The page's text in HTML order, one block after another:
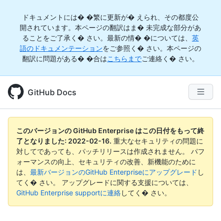
ドキュメントには� �繁に更新が� えられ、その都度公
開されています。本ページの翻訳はま� 未完成な部分があ
ることをご了承く� さい。最新の情� �については、 英
語のドキュメンテーションをご参照く� さい。本ページの
翻訳に問題がある� �合はこちらまでご連絡く� さい。
GitHub Docs
このバージョンの GitHub Enterprise はこの日付をもって終
了となりました: 2022-02-16. 重大なセキュリティの問題に
対してであっても、パッチリリースは作成されません。 パフ
ォーマンスの向上、セキュリティの改善、新機能のために
は、 最新バージョンのGitHub Enterpriseにアップグレード し
てく� さい。 アップグレードに関する支援については、
GitHub Enterprise supportに連絡してく� さい。